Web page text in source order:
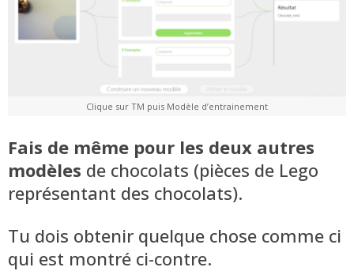
Clique sur TM puis Modèle d’entrainement
Fais de même pour les deux autres
modèles de chocolats (pièces de Lego
représentant des chocolats).
Tu dois obtenir quelque chose comme ci
qui est montré ci-contre.